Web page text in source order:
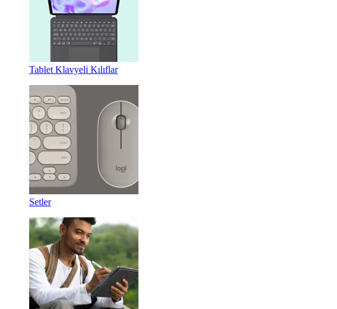
Tablet Klavyeli Kılıflar
Setler